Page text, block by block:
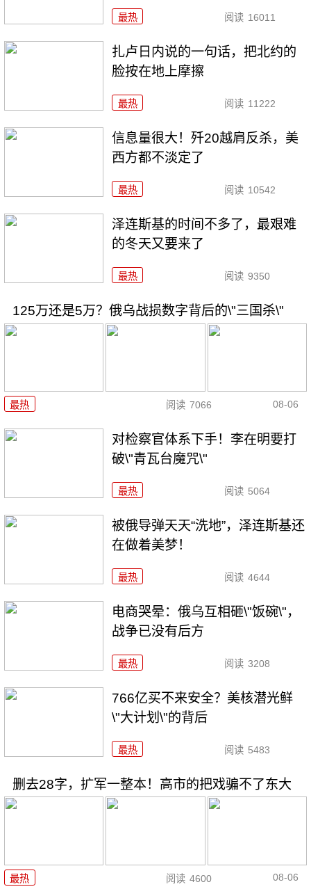
最热 阅读 16011
扎卢日内说的一句话，把北约的
脸按在地上摩擦
最热 阅读 11222
信息量很大！歼20越肩反杀，美
西方都不淡定了
最热 阅读 10542
泽连斯基的时间不多了，最艰难
的冬天又要来了
最热 阅读 9350
125万还是5万？俄乌战损数字背后的\"三国杀\"
最热 阅读 7066 08-06
对检察官体系下手！李在明要打
破\"青瓦台魔咒\"
最热 阅读 5064
被俄导弹天天“洗地”，泽连斯基还
在做着美梦！
最热 阅读 4644
电商哭晕：俄乌互相砸\"饭碗\"，
战争已没有后方
最热 阅读 3208
766亿买不来安全？美核潜光鲜
\"大计划\"的背后
最热 阅读 5483
删去28字，扩军一整本！高市的把戏骗不了东大
最热 阅读 4600 08-06